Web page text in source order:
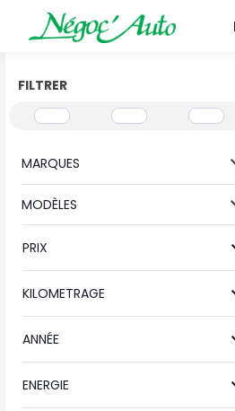
FILTRER
MARQUES
MODÈLES
PRIX
KILOMETRAGE
ANNÉE
ENERGIE